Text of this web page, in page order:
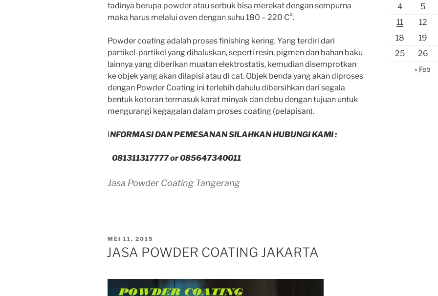
tadinya berupa powder atau serbuk bisa merekat dengan sempurna
maka harus melalui oven dengan suhu 180 – 220 C°.
Powder coating adalah proses finishing kering. Yang terdiri dari
partikel-partikel yang dihaluskan, seperti resin, pigmen dan bahan baku
lainnya yang diberikan muatan elektrostatis, kemudian disemprotkan
ke objek yang akan dilapisi atau di cat. Objek benda yang akan diproses
dengan Powder Coating ini terlebih dahulu dibersihkan dari segala
bentuk kotoran termasuk karat minyak dan debu dengan tujuan untuk
mengurangi kegagalan dalam proses coating (pelapisan).
INFORMASI DAN PEMESANAN SILAHKAN HUBUNGI KAMI :
081311317777 or 085647340011
Jasa Powder Coating Tangerang
POSTED
ON
MEI 11, 2015
JASA POWDER COATING JAKARTA
4
5
11
12
18
19
25
26
« Feb